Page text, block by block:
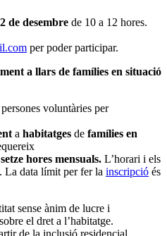
2 de desembre de 10 a 12 hores.
per poder participar.
a llars de famílies en situació
voluntàries per
a habitatges de famílies en
setze hores mensuals. L’horari i els
La data límit per fer la inscripció és
sense ànim de lucre i
el dret a l’habitatge.